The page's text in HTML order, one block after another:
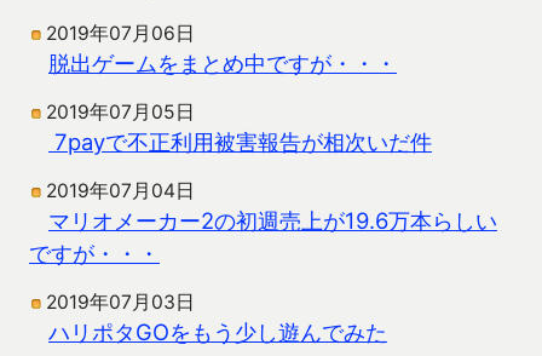
2019年07月06日
脱出ゲームをまとめ中ですが・・・
2019年07月05日
7payで不正利用被害報告が相次いだ件
2019年07月04日
マリオメーカー2の初週売上が19.6万本らしい
ですが・・・
2019年07月03日
ハリポタGOをもう少し遊んでみた